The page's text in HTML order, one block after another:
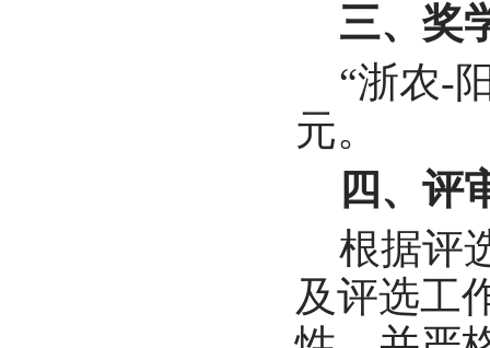
三、奖
“浙农-
元。
四、评
根据评
及评选工